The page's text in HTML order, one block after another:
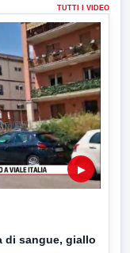
TUTTI I VIDEO
▶
di sangue, giallo